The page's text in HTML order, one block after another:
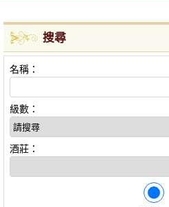
搜尋
名稱：
級數：
酒莊：